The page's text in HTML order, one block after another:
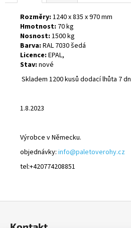
Rozměry: 1240 x 835 x 970 mm
Hmotnost: 70 kg
Nosnost: 1500 kg
Barva: RAL 7030 šedá
Licence: EPAL,
Stav: nové
Skladem 1200 kusů dodací lhůta 7
1.8.2023
Výrobce v Německu.
objednávky: info@paletoverohy.cz
tel:+420774208851